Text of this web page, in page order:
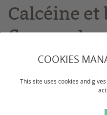
COOKIES
This site uses cookies and
Calcéine
floraux de